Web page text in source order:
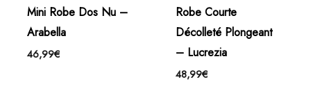
Mini Robe Dos Nu –
Arabella
46,99€
Robe Courte
Décolleté Plongeant
– Lucrezia
48,99€